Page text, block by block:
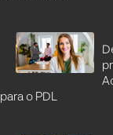
para o PDL